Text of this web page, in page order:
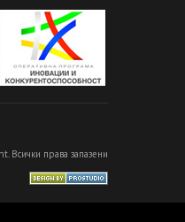
Всички права запазени